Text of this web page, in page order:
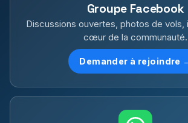
Groupe Facebook
Discussions ouvertes, photos de vols,
cœur de la communauté.
Demander à rejoindre